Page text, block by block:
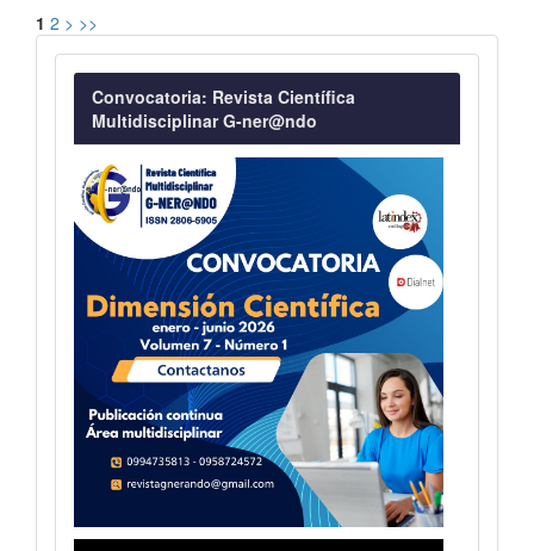
1 2 > >>
Convocatoria
Convocatoria: Revista Científica
Multidisciplinar G-ner@ndo